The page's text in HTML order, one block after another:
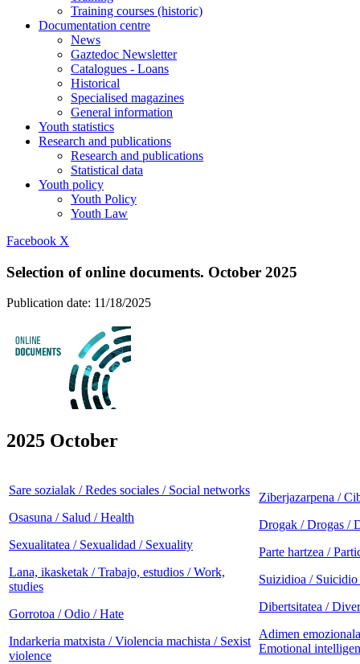
Training courses (historic)
Documentation centre
News
Gaztedoc Newsletter
Catalogues - Loans
Historical
Specialised magazines
General information
Youth statistics
Research and publications
Research and publications
Statistical data
Youth policy
Youth Policy
Youth Law
Facebook X
Selection of online documents. October 2025
Publication date: 11/18/2025
2025 October
Sare sozialak / Redes sociales / Social networks
Osasuna / Salud / Health
Sexualitatea / Sexualidad / Sexuality
Lana, ikasketak / Trabajo, estudios / Work,
studies
Gorrotoa / Odio / Hate
Indarkeria matxista / Violencia machista / Sexist
violence
Ziberjazarpena /
Drogak / Drogas /
Parte hartzea /
Suizidioa /
Dibertsitatea /
Adimen
Emotional